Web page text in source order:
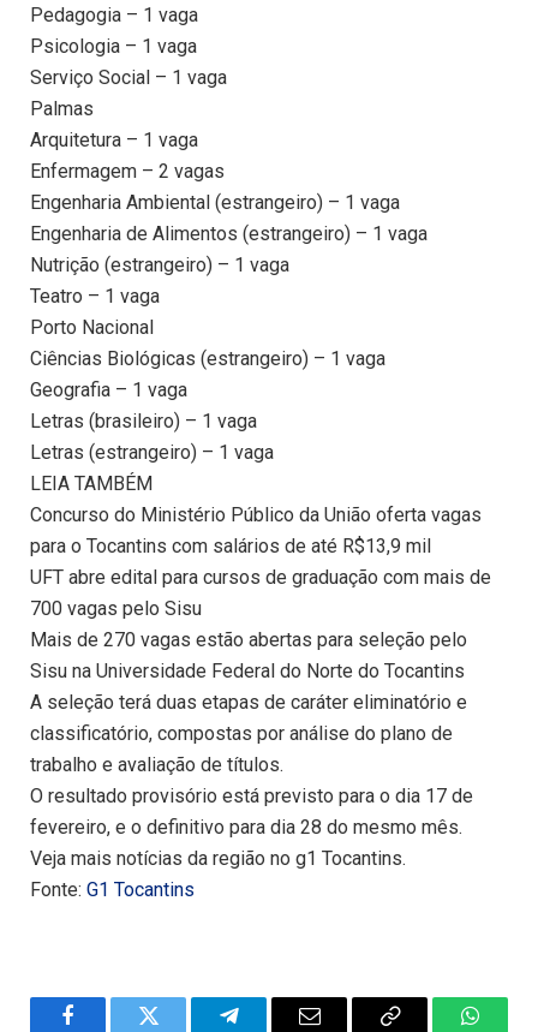
Pedagogia – 1 vaga
Psicologia – 1 vaga
Serviço Social – 1 vaga
Palmas
Arquitetura – 1 vaga
Enfermagem – 2 vagas
Engenharia Ambiental (estrangeiro) – 1 vaga
Engenharia de Alimentos (estrangeiro) – 1 vaga
Nutrição (estrangeiro) – 1 vaga
Teatro – 1 vaga
Porto Nacional
Ciências Biológicas (estrangeiro) – 1 vaga
Geografia – 1 vaga
Letras (brasileiro) – 1 vaga
Letras (estrangeiro) – 1 vaga
LEIA TAMBÉM
Concurso do Ministério Público da União oferta vagas
para o Tocantins com salários de até R$13,9 mil
UFT abre edital para cursos de graduação com mais de
700 vagas pelo Sisu
Mais de 270 vagas estão abertas para seleção pelo
Sisu na Universidade Federal do Norte do Tocantins
A seleção terá duas etapas de caráter eliminatório e
classificatório, compostas por análise do plano de
trabalho e avaliação de títulos.
O resultado provisório está previsto para o dia 17 de
fevereiro, e o definitivo para dia 28 do mesmo mês.
Veja mais notícias da região no g1 Tocantins.
Fonte: G1 Tocantins